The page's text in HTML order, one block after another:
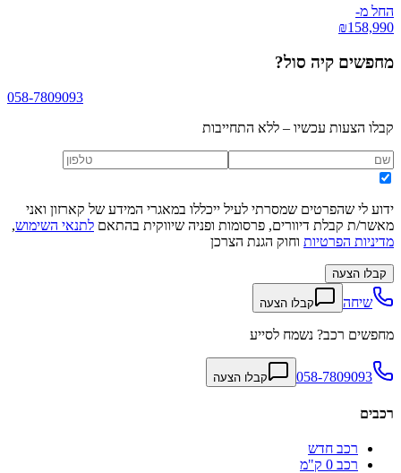
החל מ-
₪158,990
מחפשים קיה סול?
058-7809093
קבלו הצעות עכשיו – ללא התחייבות
ידוע לי שהפרטים שמסרתי לעיל ייכללו במאגרי המידע של קארזון ואני
מאשר/ת קבלת דיוורים, פרסומות ופניה שיווקית בהתאם לתנאי השימוש,
מדיניות הפרטיות וחוק הגנת הצרכן
קבלו הצעה
שיחה קבלו הצעה
מחפשים רכב? נשמח לסייע
058-7809093 קבלו הצעה
רכבים
רכב חדש
רכב 0 ק"מ